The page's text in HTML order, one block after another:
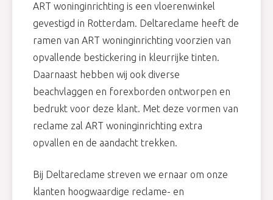
ART woninginrichting is een vloerenwinkel
gevestigd in Rotterdam. Deltareclame heeft de
ramen van ART woninginrichting voorzien van
opvallende bestickering in kleurrijke tinten.
Daarnaast hebben wij ook diverse
beachvlaggen en forexborden ontworpen en
bedrukt voor deze klant. Met deze vormen van
reclame zal ART woninginrichting extra
opvallen en de aandacht trekken.
Bij Deltareclame streven we ernaar om onze
klanten hoogwaardige reclame- en